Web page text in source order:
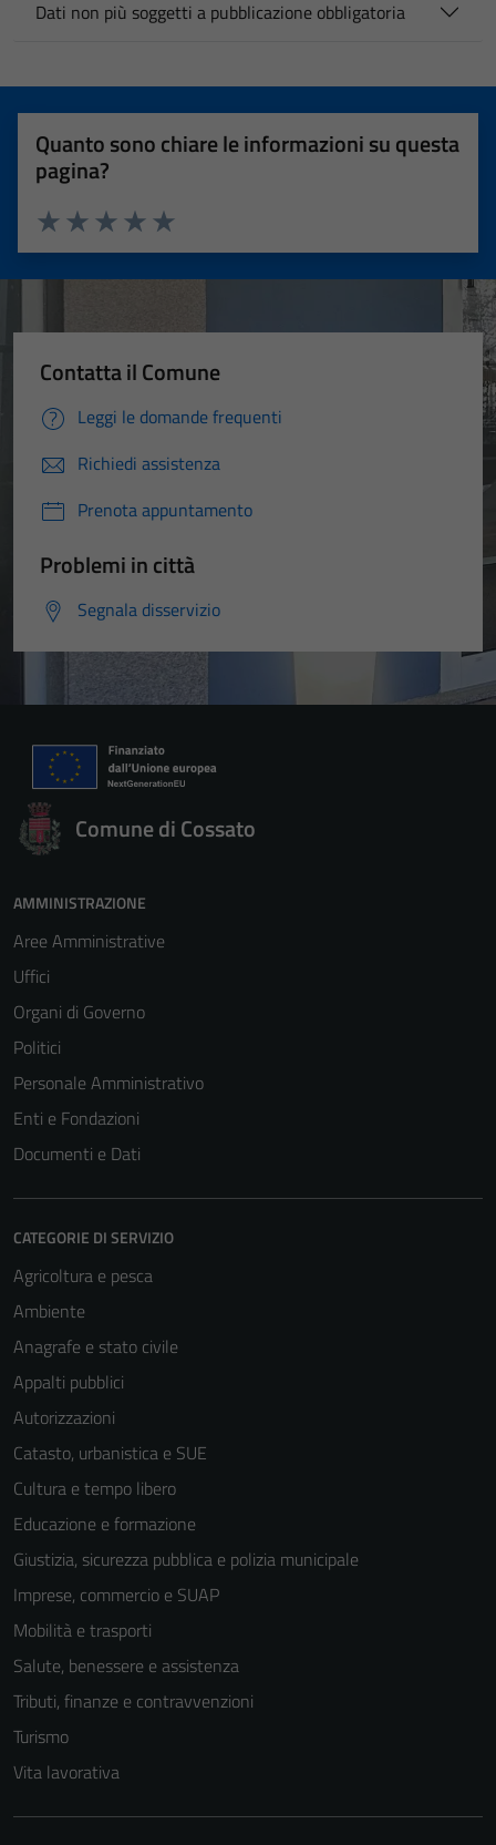
Dati non più soggetti a pubblicazione obbligatoria
Quanto sono chiare le informazioni su questa
pagina?
Valuta 5 stelle su 5
Valuta 4 stelle su 5
Valuta 3 stelle su 5
Valuta 2 stelle su 5
Valuta 1 stelle su 5
Contatta il Comune
Leggi le domande frequenti
Richiedi assistenza
Prenota appuntamento
Problemi in città
Segnala disservizio
Comune di Cossato
AMMINISTRAZIONE
Aree Amministrative
Uffici
Organi di Governo
Politici
Personale Amministrativo
Enti e Fondazioni
Documenti e Dati
CATEGORIE DI SERVIZIO
Agricoltura e pesca
Ambiente
Anagrafe e stato civile
Appalti pubblici
Autorizzazioni
Catasto, urbanistica e SUE
Cultura e tempo libero
Educazione e formazione
Giustizia, sicurezza pubblica e polizia municipale
Imprese, commercio e SUAP
Mobilità e trasporti
Salute, benessere e assistenza
Tributi, finanze e contravvenzioni
Turismo
Vita lavorativa